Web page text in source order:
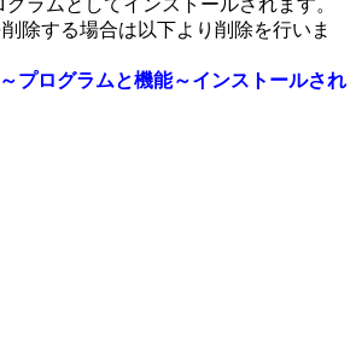
削除する場合は以下より削除を行いま
プログラムと機能～インストールされ